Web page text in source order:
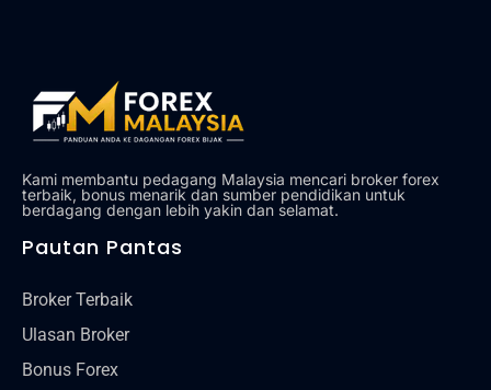
Tentang Kami
Kami membantu pedagang Malaysia mencari broker forex
terbaik, bonus menarik dan sumber pendidikan untuk
berdagang dengan lebih yakin dan selamat.
Pautan Pantas
Broker Terbaik
Ulasan Broker
Bonus Forex